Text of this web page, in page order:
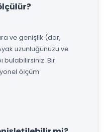
ve genişlik (dar,
uzunluğunuzu ve
bulabilirsiniz. Bir
ölçüm